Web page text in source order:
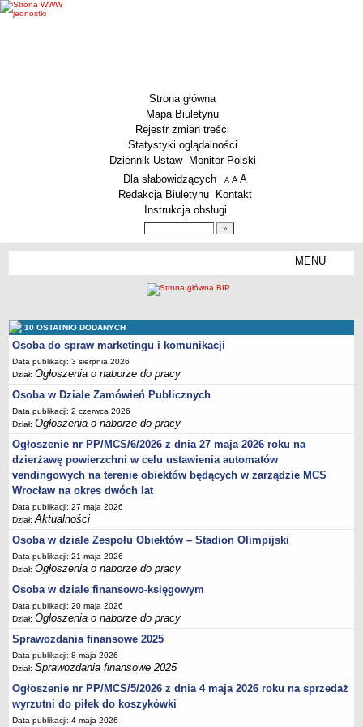
Strona główna
Mapa Biuletynu
Rejestr zmian treści
Statystyki oglądalności
Dziennik Ustaw
Monitor Polski
Menu dodatkowe
Dla słabowidzących A pomniejsz czcionkę
A standardowy rozmiar czcionki
A
Redakcja Biuletynu
Kontakt
Instrukcja obsługi
MENU
Dane podstawowe
KSeF – wystawianie faktur dla MCS Wrocław
Status prawny
Struktura organizacyjna
Kierownictwo
Działalność
Dokumenty organizacyjne
Majątek
Przyjmowanie i załatwianie spraw
Archiwum postępowań
Praca
RODO
Kontrole
Petycje
Rejestr wniosków o udostępnienie informacji publicznej
Deklaracja dostępności
Plan postępowań
Platforma zakupowa
Plan postepowań o udzielenie zamówień na rok 2026
SPRAWOZDANIA
10 OSTATNIO DODANYCH
Osoba do spraw marketingu i komunikacji
Data publikacji: 3 sierpnia 2026
Dział:Ogłoszenia o naborze do pracy
Osoba w Dziale Zamówień Publicznych
Data publikacji: 2 czerwca 2026
Dział:Ogłoszenia o naborze do pracy
Ogłoszenie nr PP/MCS/6/2026 z dnia 27 maja 2026 roku na
dzierżawę powierzchni w celu ustawienia automatów
vendingowych na terenie obiektów będących w zarządzie MCS
Wrocław na okres dwóch lat
Data publikacji: 27 maja 2026
Dział:Aktualności
Osoba w dziale Zespołu Obiektów – Stadion Olimpijski
Data publikacji: 21 maja 2026
Dział:Ogłoszenia o naborze do pracy
Osoba w dziale finansowo-księgowym
Data publikacji: 20 maja 2026
Dział:Ogłoszenia o naborze do pracy
Sprawozdania finansowe 2025
Data publikacji: 8 maja 2026
Dział:Sprawozdania finansowe 2025
Ogłoszenie nr PP/MCS/5/2026 z dnia 4 maja 2026 roku na sprzedaż
wyrzutni do piłek do koszykówki
Data publikacji: 4 maja 2026